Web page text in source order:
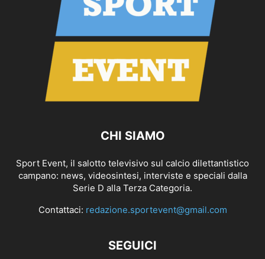
CHI SIAMO
Sport Event, il salotto televisivo sul calcio dilettantistico
campano: news, videosintesi, interviste e speciali dalla
Serie D alla Terza Categoria.
Contattaci: redazione.sportevent@gmail.com
SEGUICI